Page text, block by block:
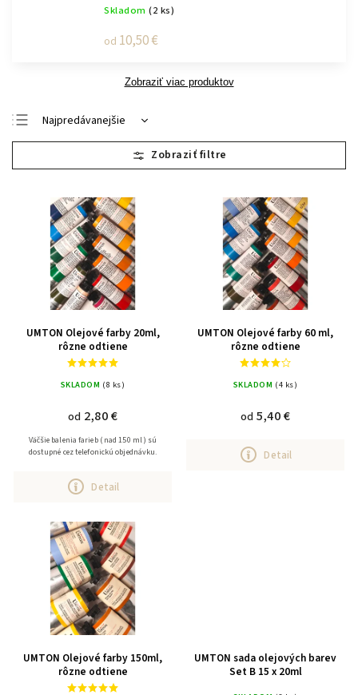
Skladom (2 ks)
od 10,50 €
Zobraziť viac produktov
Najpredávanejšie
Najlacnejšie
Najdrahšie
Abecedne
UMTON Olejové farby 20ml,
rôzne odtiene
SKLADOM (8 ks)
od 2,80 €
Detail
Väčšie balenia farieb ( nad 150 ml ) sú
dostupné cez telefonickú objednávku.
UMTON Olejové farby 60 ml,
rôzne odtiene
SKLADOM (4 ks)
od 5,40 €
Detail
UMTON Olejové farby 150ml,
rôzne odtiene
UMTON sada olejových barev
Set B 15 x 20ml